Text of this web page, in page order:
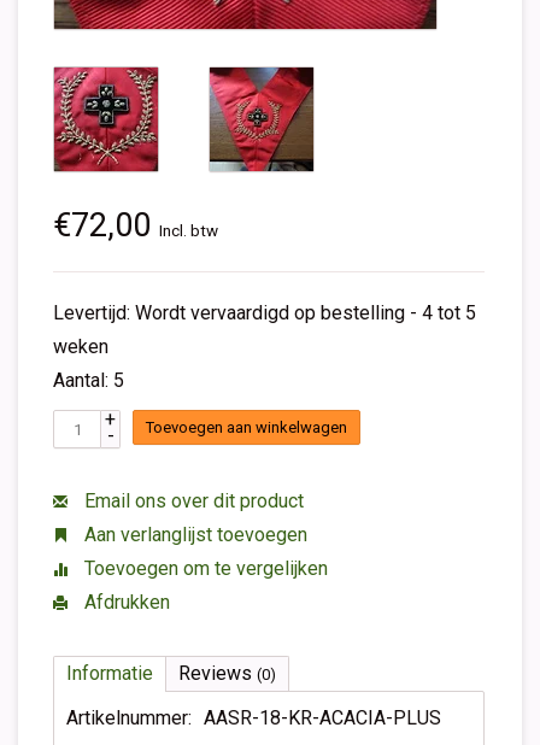
€72,00 Incl. btw
Levertijd: Wordt vervaardigd op bestelling - 4 tot 5
weken
Aantal: 5
+
- Toevoegen aan winkelwagen
Email ons over dit product
Aan verlanglijst toevoegen
Toevoegen om te vergelijken
Afdrukken
Informatie Reviews (0)
Artikelnummer: AASR-18-KR-ACACIA-PLUS